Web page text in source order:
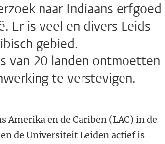
naar Indiaans erfgoed
Er is veel en divers Leids
gebied.
van 20 landen ontmoetten
te verstevigen.
Amerika en de Cariben (LAC) in de
de Universiteit Leiden actief is